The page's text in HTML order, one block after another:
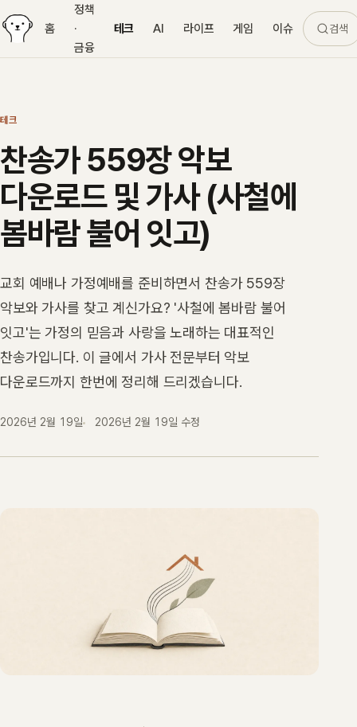
홈
정책
·
금융
테크 AI 라이프 게임 이슈 검색
테크
찬송가 559장 악보
다운로드 및 가사 (사철에
봄바람 불어 잇고)
교회 예배나 가정예배를 준비하면서 찬송가 559장
악보와 가사를 찾고 계신가요? '사철에 봄바람 불어
잇고'는 가정의 믿음과 사랑을 노래하는 대표적인
찬송가입니다. 이 글에서 가사 전문부터 악보
다운로드까지 한번에 정리해 드리겠습니다.
2026년 2월 19일 2026년 2월 19일 수정